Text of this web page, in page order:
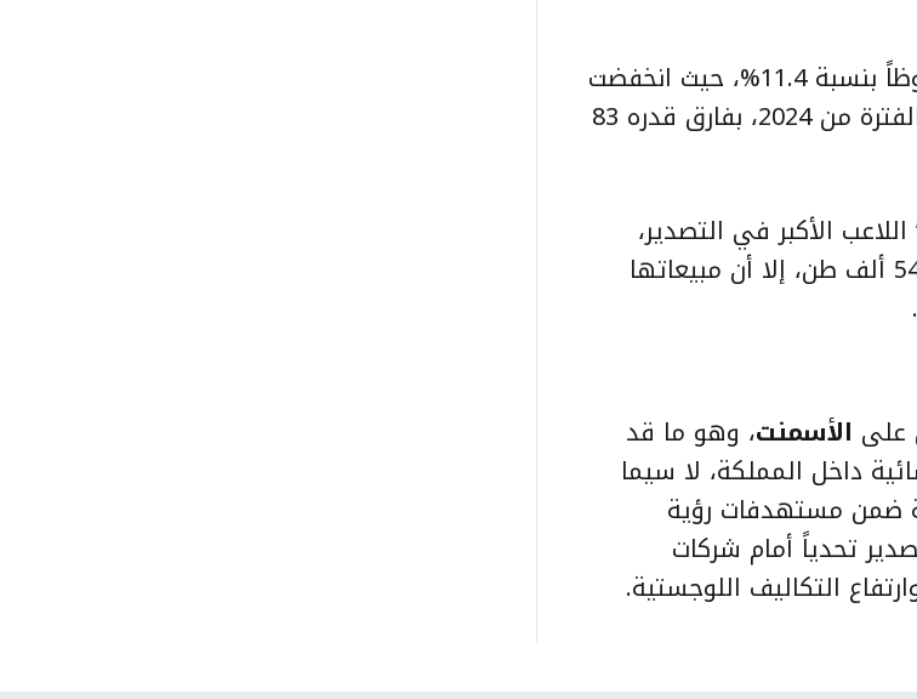
على الجانب الآخر، سجلت مبيعات التصدير تراجعاً ملحوظاً بنسبة 11.4%، حيث انخفضت
إلى 646 ألف طن مقارنة بـ 729 ألف طن خلال نفس الفترة من 2024، بفارق قدره 83
الأكبر في التصدير،
مستحوذة على 84.5% من صادرات القطاع بإجمالي 546 ألف طن، إلا أن مبيعاتها
على الأسمنت، وهو ما قد
داخل المملكة، لا سيما
ضمن مستهدفات رؤية
التصدير تحدياً أمام شركات
التكاليف اللوجستية.